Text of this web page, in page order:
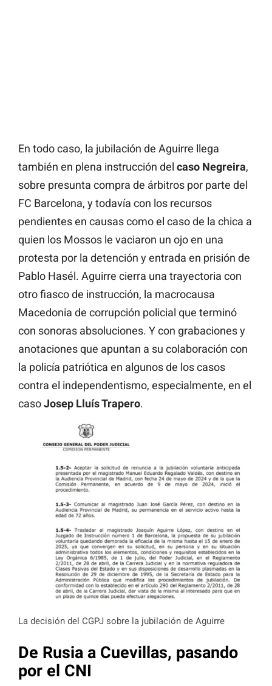
En todo caso, la jubilación de Aguirre llega
también en plena instrucción del caso Negreira,
sobre presunta compra de árbitros por parte del
FC Barcelona, y todavía con los recursos
pendientes en causas como el caso de la chica a
quien los Mossos le vaciaron un ojo en una
protesta por la detención y entrada en prisión de
Pablo Hasél. Aguirre cierra una trayectoria con
otro fiasco de instrucción, la macrocausa
Macedonia de corrupción policial que terminó
con sonoras absoluciones. Y con grabaciones y
anotaciones que apuntan a su colaboración con
la policía patriótica en algunos de los casos
contra el independentismo, especialmente, en el
casoJosep Lluís Trapero.
La decisión del CGPJ sobre la jubilación de Aguirre
De Rusia a Cuevillas, pasando
por el CNI